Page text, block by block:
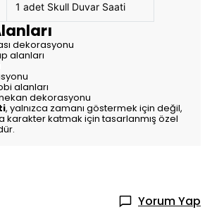
1 adet Skull Duvar Saati
dekorasyonu
alanları
alanları
dekorasyonu
, yalnızca zamanı göstermek için değil,
karakter katmak için tasarlanmış özel
Yorum Yap